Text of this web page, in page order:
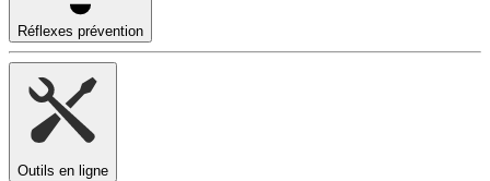
Réflexes prévention
Outils en ligne